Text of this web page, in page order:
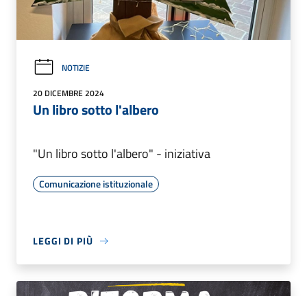
NOTIZIE
20 DICEMBRE 2024
Un libro sotto l'albero
"Un libro sotto l'albero" - iniziativa
Comunicazione istituzionale
LEGGI DI PIÙ